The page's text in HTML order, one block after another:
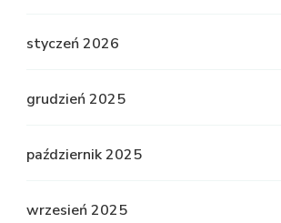
styczeń 2026
grudzień 2025
październik 2025
wrzesień 2025